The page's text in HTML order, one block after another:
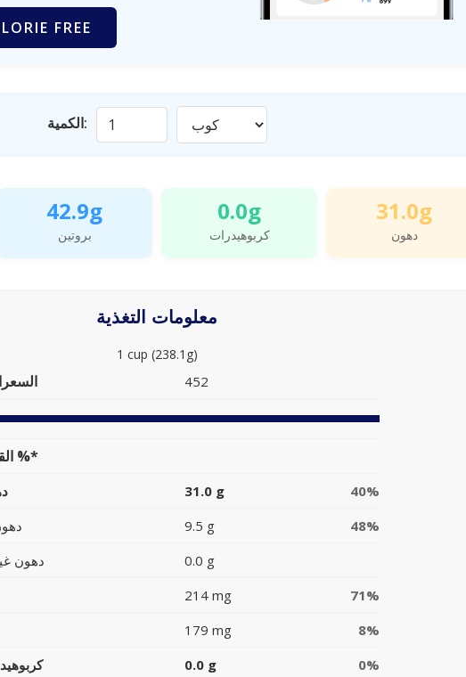
FREE
الكمية:
42.9g
بروتين
0.0g
كربوهيدرات
31.0g
دهون
معلومات التغذية
1 cup (238.1g)
452
القيمة اليومية %*
31.0 g
40%
9.5 g
48%
دهون
0.0 g
214 mg
71%
179 mg
8%
0.0 g
0%